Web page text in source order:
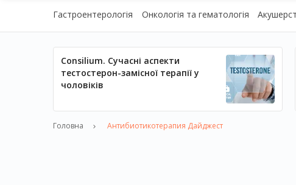
Гастроентерологія Онкологія та гематологія
Consilium. Сучасні аспекти
тестостерон-замісної терапії у
чоловіків
Головна Антибиотикотерапия Дайджест